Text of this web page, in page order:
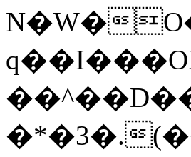
N�W�
�*�3�.